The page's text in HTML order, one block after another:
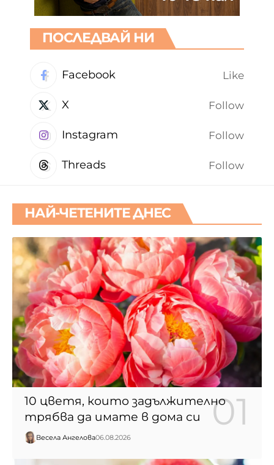
ПОСЛЕДВАЙ НИ
Facebook Like
X Follow
Instagram Follow
Threads Follow
НАЙ-ЧЕТЕНИТЕ ДНЕС
10 цветя, които задължително
трябва да имате в дома си
Весела Ангелова06.08.2026